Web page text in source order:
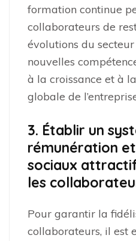
formation continue
collaborateurs de
évolutions du
nouvelles
à la croissance et à
globale de
3. Établir un
rémunération
sociaux
les
Pour garantir la
collaborateurs, il est